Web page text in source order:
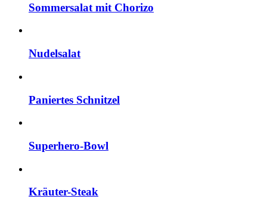
Sommersalat mit Chorizo
Nudelsalat
Paniertes Schnitzel
Superhero-Bowl
Kräuter-Steak